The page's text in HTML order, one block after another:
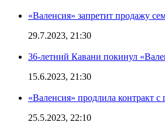
«Валенсия» запретит продажу
29.7.2023, 21:30
36-летний Кавани покинул
15.6.2023, 21:30
«Валенсия» продлила контракт
25.5.2023, 22:10